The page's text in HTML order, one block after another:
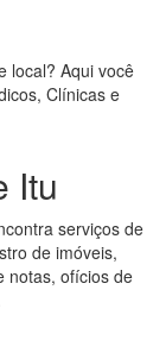
local? Aqui você
Clínicas e
Itu
serviços de
de imóveis,
notas, ofícios de